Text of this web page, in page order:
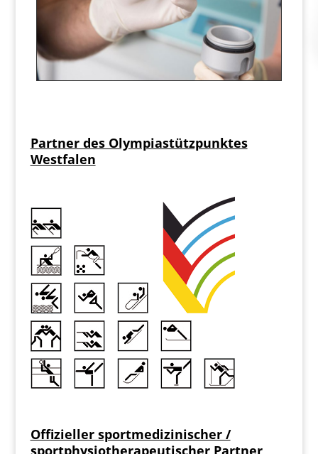
Partner des Olympiastützpunktes
Westfalen
Offizieller sportmedizinischer /
sportphysiotherapeutischer Partner